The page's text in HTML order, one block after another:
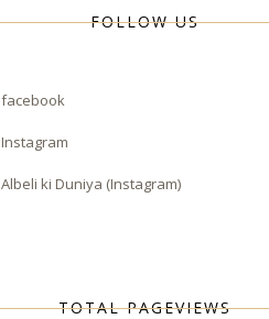
FOLLOW US
facebook
Instagram
Albeli ki Duniya (Instagram)
TOTAL PAGEVIEWS